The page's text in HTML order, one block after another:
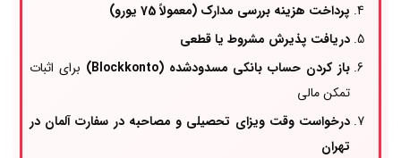
پرداخت هزینه بررسی مدارک (معمولاً 75 یورو)
دریافت پذیرش مشروط یا قطعی
باز کردن حساب بانکی مسدودشده (Blockkonto)
برای اثبات
تمکن مالی
درخواست وقت ویزای تحصیلی و مصاحبه در سفارت آلمان در
تهران